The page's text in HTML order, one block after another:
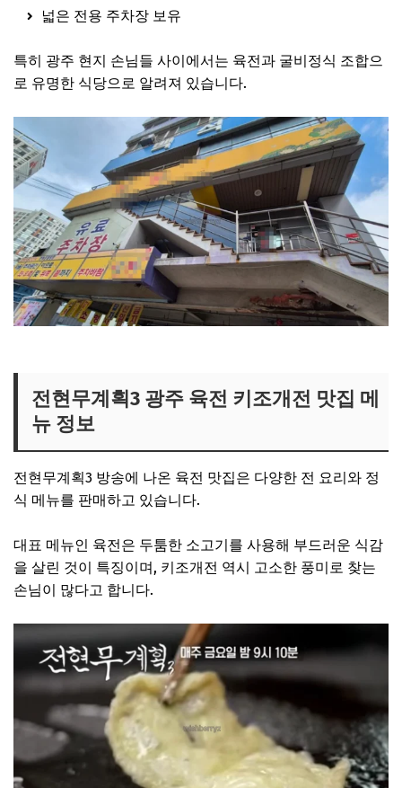
넓은 전용 주차장 보유
특히 광주 현지 손님들 사이에서는 육전과 굴비정식 조합으
로 유명한 식당으로 알려져 있습니다.
전현무계획3 광주 육전 키조개전 맛집 메
뉴 정보
전현무계획3 방송에 나온 육전 맛집은 다양한 전 요리와 정
식 메뉴를 판매하고 있습니다.
대표 메뉴인 육전은 두툼한 소고기를 사용해 부드러운 식감
을 살린 것이 특징이며, 키조개전 역시 고소한 풍미로 찾는
손님이 많다고 합니다.